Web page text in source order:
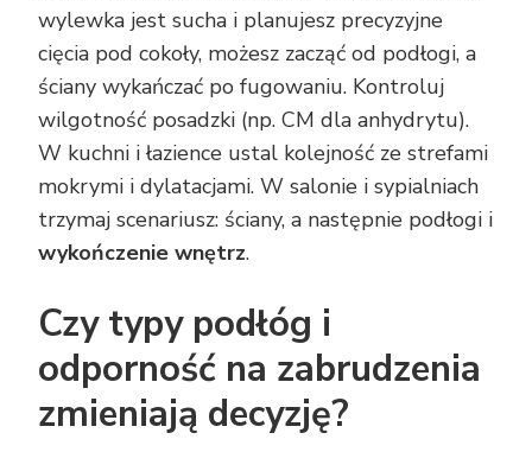
wylewka jest sucha i planujesz precyzyjne
cięcia pod cokoły, możesz zacząć od podłogi, a
ściany wykańczać po fugowaniu. Kontroluj
wilgotność posadzki (np. CM dla anhydrytu).
W kuchni i łazience ustal kolejność ze strefami
mokrymi i dylatacjami. W salonie i sypialniach
trzymaj scenariusz: ściany, a następnie podłogi i
wykończenie wnętrz.
Czy typy podłóg i
odporność na zabrudzenia
zmieniają decyzję?